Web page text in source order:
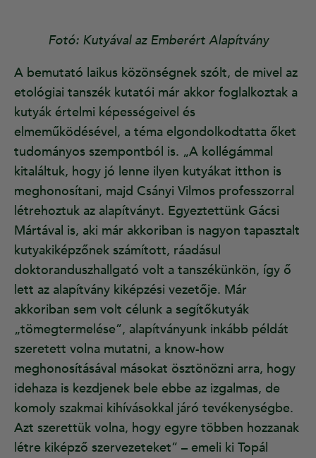
Fotó: Kutyával az Emberért Alapítvány
A bemutató laikus közönségnek szólt, de mivel az
etológiai tanszék kutatói már akkor foglalkoztak a
kutyák értelmi képességeivel és
elmeműködésével, a téma elgondolkodtatta őket
tudományos szempontból is. „A kollégámmal
kitaláltuk, hogy jó lenne ilyen kutyákat itthon is
meghonosítani, majd Csányi Vilmos professzorral
létrehoztuk az alapítványt. Egyeztettünk Gácsi
Mártával is, aki már akkoriban is nagyon tapasztalt
kutyakiképzőnek számított, ráadásul
doktoranduszhallgató volt a tanszékünkön, így ő
lett az alapítvány kiképzési vezetője. Már
akkoriban sem volt célunk a segítőkutyák
„tömegtermelése”, alapítványunk inkább példát
szeretett volna mutatni, a know-how
meghonosításával másokat ösztönözni arra, hogy
idehaza is kezdjenek bele ebbe az izgalmas, de
komoly szakmai kihívásokkal járó tevékenységbe.
Azt szerettük volna, hogy egyre többen hozzanak
létre kiképző szervezeteket” – emeli ki Topál